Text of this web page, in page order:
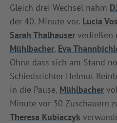
Gleich drei Wechsel nahm
der 40. Minute vor. Lucia
Sarah Thalhauser verließen
Mühlbacher, Eva
Ohne dass sich am Stand
Schiedsrichter Helmut
in die Pause. Mühlbacher
Minute vor 30 Zuschauern
Theresa Kubiaczyk